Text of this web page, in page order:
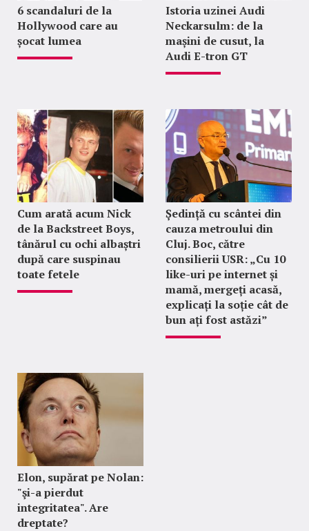
6 scandaluri de la
Hollywood care au
șocat lumea
Istoria uzinei Audi
Neckarsulm: de la
mașini de cusut, la
Audi E-tron GT
Cum arată acum Nick
de la Backstreet Boys,
tânărul cu ochi albaștri
după care suspinau
toate fetele
Ședință cu scântei din
cauza metroului din
Cluj. Boc, către
consilierii USR: „Cu 10
like-uri pe internet și
mamă, mergeți acasă,
explicați la soție cât de
bun ați fost astăzi”
Elon, supărat pe Nolan:
"şi-a pierdut
integritatea". Are
dreptate?